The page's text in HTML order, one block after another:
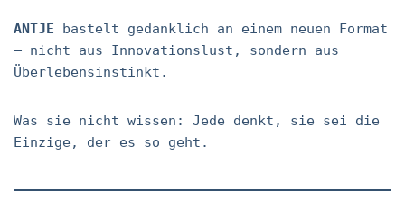
ANTJE bastelt gedanklich an einem neuen Format
– nicht aus Innovationslust, sondern aus
Überlebensinstinkt.
Was sie nicht wissen: Jede denkt, sie sei die
Einzige, der es so geht.